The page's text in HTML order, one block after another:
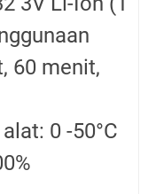
60 menit,
0 -50°C